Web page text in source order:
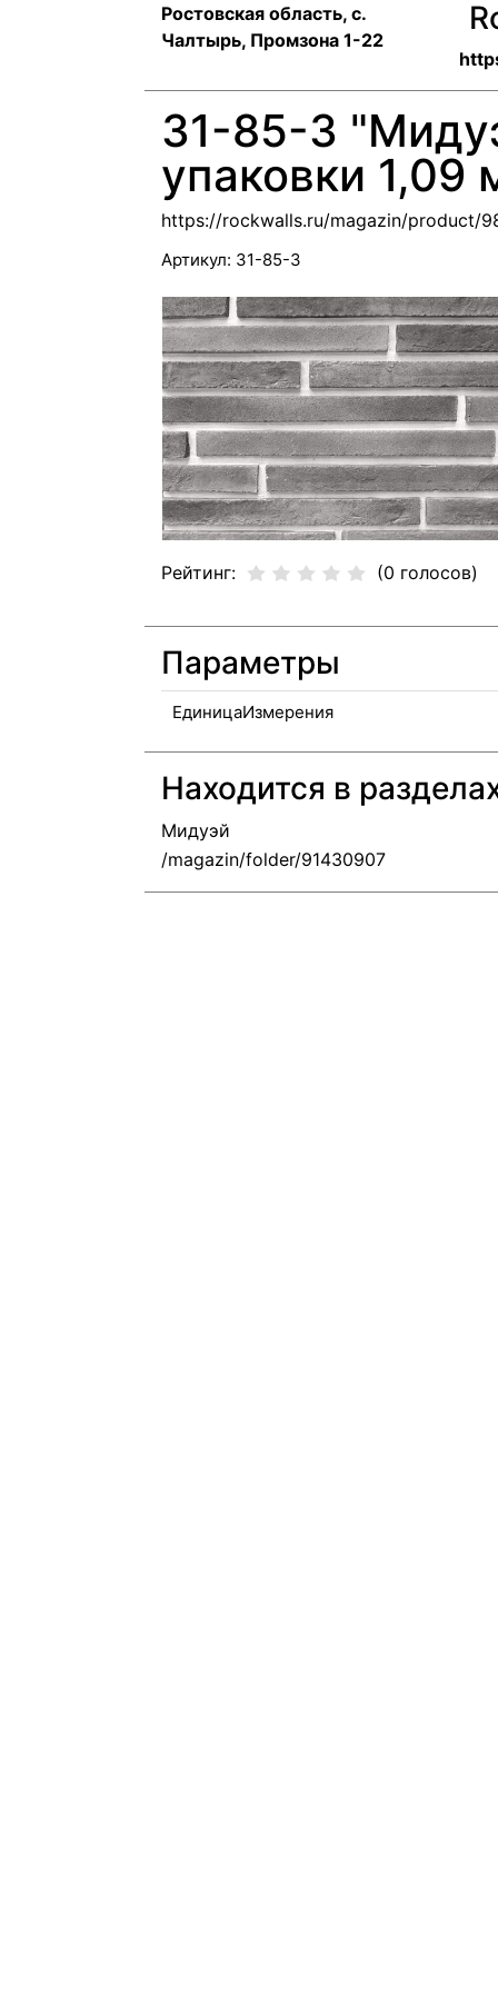
Ростовская область, с.
Чалтырь, Промзона 1-22
31-85-3
упаковки 1,09
https://rockwalls.ru/magazin/product/
Артикул: 31-85-3
Рейтинг: (0 голосов)
Параметры
ЕдиницаИзмерения
Находится в
Мидуэй